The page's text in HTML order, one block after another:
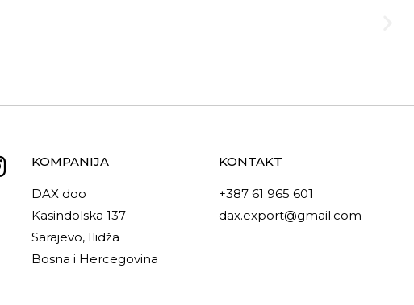
KOMPANIJA
DAX doo
Kasindolska 137
Sarajevo, Ilidža
Bosna i Hercegovina
KONTAKT
+387 61 965 601
dax.export@gmail.com